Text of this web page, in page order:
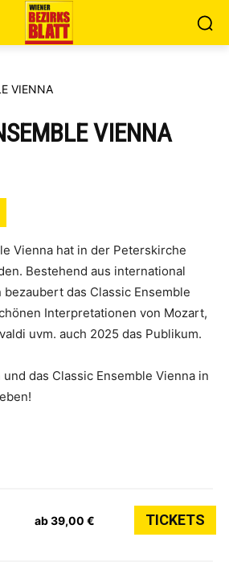
VIENNA
Vienna hat in der Peterskirche
Bestehend aus international
das Classic Ensemble
Interpretationen von Mozart,
uvm. auch 2025 das Publikum.
das Classic Ensemble Vienna in
ab 39,00 € TICKETS